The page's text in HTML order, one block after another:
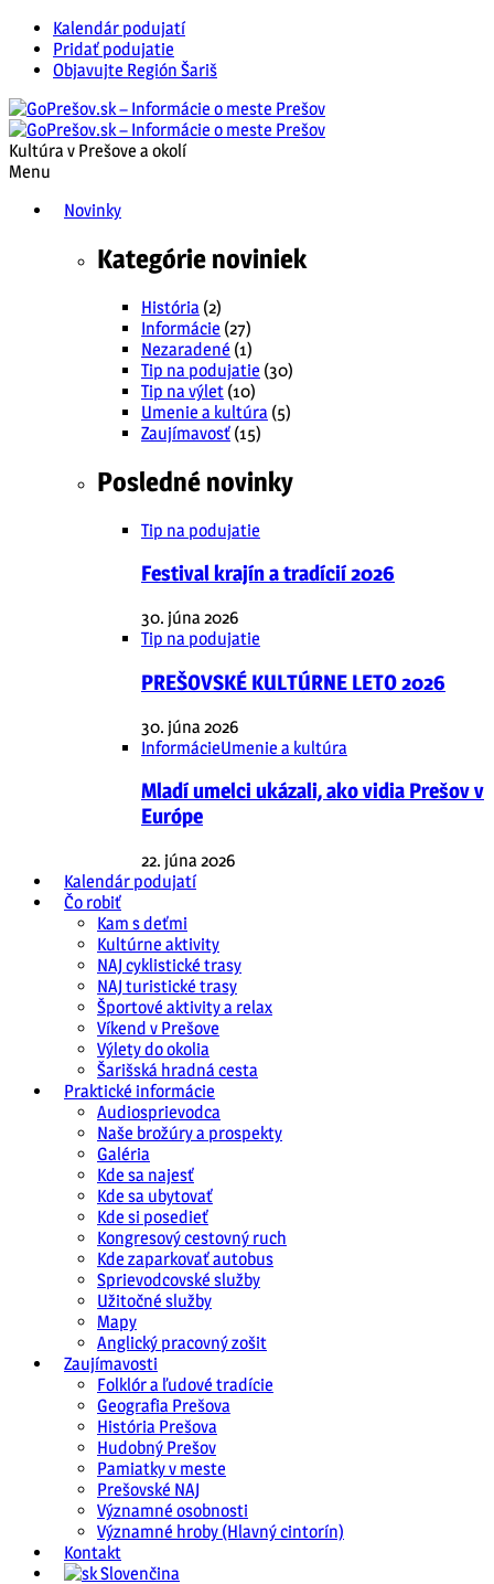
Kalendár podujatí
Pridať podujatie
Objavujte Región Šariš
Kultúra v Prešove a okolí
Menu
Novinky
Kategórie noviniek
História (2)
Informácie (27)
Nezaradené (1)
Tip na podujatie (30)
Tip na výlet (10)
Umenie a kultúra (5)
Zaujímavosť (15)
Posledné novinky
Tip na podujatie
Festival krajín a tradícií 2026
30. júna 2026
Tip na podujatie
PREŠOVSKÉ KULTÚRNE LETO 2026
30. júna 2026
InformácieUmenie a kultúra
Mladí umelci ukázali, ako vidia Prešov v
Európe
22. júna 2026
Kalendár podujatí
Čo robiť
Kam s deťmi
Kultúrne aktivity
NAJ cyklistické trasy
NAJ turistické trasy
Športové aktivity a relax
Víkend v Prešove
Výlety do okolia
Šarišská hradná cesta
Praktické informácie
Audiosprievodca
Naše brožúry a prospekty
Galéria
Kde sa najesť
Kde sa ubytovať
Kde si posedieť
Kongresový cestovný ruch
Kde zaparkovať autobus
Sprievodcovské služby
Užitočné služby
Mapy
Anglický pracovný zošit
Zaujímavosti
Folklór a ľudové tradície
Geografia Prešova
História Prešova
Hudobný Prešov
Pamiatky v meste
Prešovské NAJ
Významné osobnosti
Významné hroby (Hlavný cintorín)
Kontakt
Slovenčina